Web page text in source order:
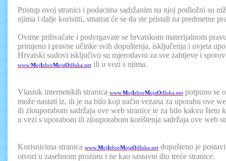
Pristup ovoj stranici i podacima sadržanim na njoj podložni su
njima i dalje koristiti, smatrat će se da ste pristali na predmetne
Ovime prihvaćate i podvrgavate se hrvatskom materijalnom
primjenu i pravne učinke svih dopuštenja, isključenja i uvjeta
Hrvatski sudovi isključivo su mjerodavni za sve zahtjeve i
www.MojIzborMojaOdluka.net ili u vezi s njima.
Vlasnik internetskih stranica www.MojIzborMojaOdluka.net potpuno se
može nastati iz, ili je na bilo koji način vezana za uporabu ove
ili zlouporabom sadržaja ove web stranice te za bilo kakvu
u vezi s uporabom ili zlouporabom korištenja sadržaja ove web
Korisnicima stranica www.MojIzborMojaOdluka.net dopušteno je
otvori u zasebnom prozoru i ne kao sastavni dio treće stranice.